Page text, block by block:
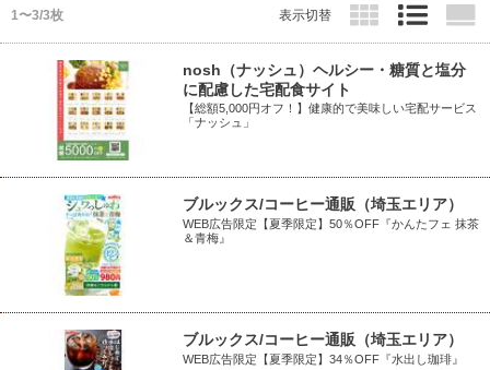
1〜3/3枚 表示切替
nosh（ナッシュ）ヘルシー・糖質と塩分
に配慮した宅配食サイト
【総額5,000円オフ！】健康的で美味しい宅配サービス
「ナッシュ」
ブルックス/コーヒー通販（埼玉エリア）
WEB広告限定【夏季限定】50％OFF『かんたフェ 抹茶
＆青梅』
ブルックス/コーヒー通販（埼玉エリア）
WEB広告限定【夏季限定】34％OFF『水出し珈琲』